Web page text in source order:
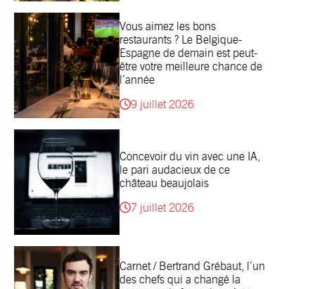
Vous aimez les bons
restaurants ? Le Belgique-
Espagne de demain est peut-
être votre meilleure chance de
l’année
9 juillet 2026
Concevoir du vin avec une IA,
le pari audacieux de ce
château beaujolais
7 juillet 2026
Carnet / Bertrand Grébaut, l’un
des chefs qui a changé la